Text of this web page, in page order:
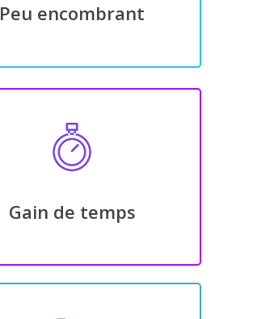
Peu encombrant
Gain de temps